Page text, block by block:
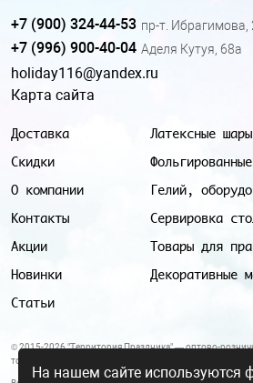
Доставка
Скидки
О компании
Контакты
Акции
Новинки
Статьи
Латексные шары
Гелий,
Сервировка
Товары для
Декоративные
+7 (900) 324-44-53 пр-т. Ибрагимова,
+7 (996) 900-40-04 Аделя Кутуя, 68а
holiday116@yandex.ru
Карта сайта
© 2015-2026 "Территория Праздника" — оптово-
товаров для праздника.
На нашем сайте используются